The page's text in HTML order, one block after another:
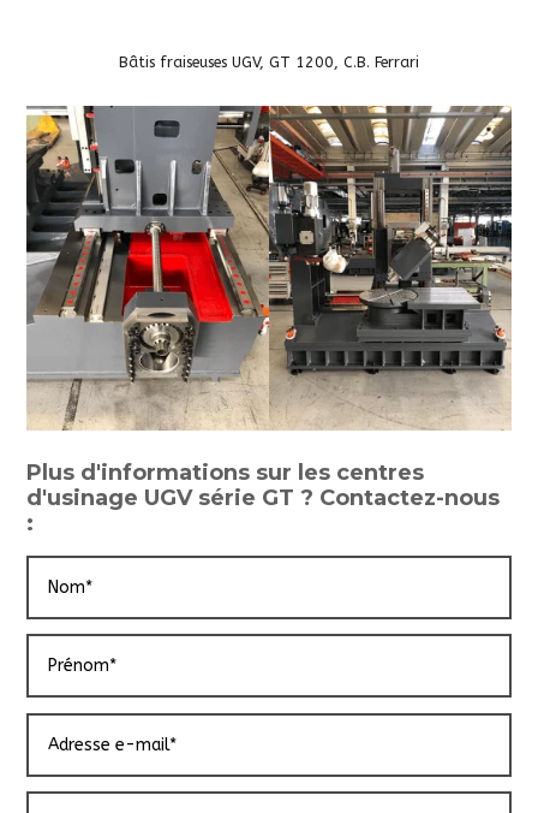
Bâtis fraiseuses UGV, GT 1200, C.B. Ferrari
Plus d'informations sur les centres
d'usinage UGV série GT ? Contactez-nous
: